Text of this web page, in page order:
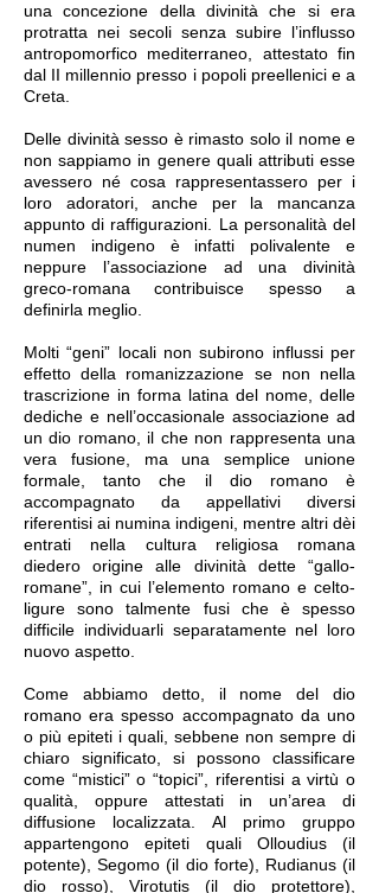
una concezione della divinità che si era
protratta nei secoli senza subire l’influsso
antropomorfico mediterraneo, attestato fin
dal II millennio presso i popoli preellenici e a
Creta.
Delle divinità sesso è rimasto solo il nome e
non sappiamo in genere quali attributi esse
avessero né cosa rappresentassero per i
loro adoratori, anche per la mancanza
appunto di raffigurazioni. La personalità del
numen indigeno è infatti polivalente e
neppure l’associazione ad una divinità
greco-romana contribuisce spesso a
definirla meglio.
Molti “geni” locali non subirono influssi per
effetto della romanizzazione se non nella
trascrizione in forma latina del nome, delle
dediche e nell’occasionale associazione ad
un dio romano, il che non rappresenta una
vera fusione, ma una semplice unione
formale, tanto che il dio romano è
accompagnato da appellativi diversi
riferentisi ai numina indigeni, mentre altri dèi
entrati nella cultura religiosa romana
diedero origine alle divinità dette “gallo-
romane”, in cui l’elemento romano e celto-
ligure sono talmente fusi che è spesso
difficile individuarli separatamente nel loro
nuovo aspetto.
Come abbiamo detto, il nome del dio
romano era spesso accompagnato da uno
o più epiteti i quali, sebbene non sempre di
chiaro significato, si possono classificare
come “mistici” o “topici”, riferentisi a virtù o
qualità, oppure attestati in un’area di
diffusione localizzata. Al primo gruppo
appartengono epiteti quali Olloudius (il
potente), Segomo (il dio forte), Rudianus (il
dio rosso), Virotutis (il dio protettore),